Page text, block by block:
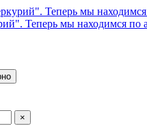
Теперь мы находимся
Теперь мы находимся по
×